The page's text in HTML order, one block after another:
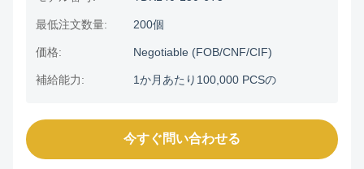
最低注文数量: 200個
価格: Negotiable (FOB/CNF/CIF)
補給能力: 1か月あたり100,000 PCSの
今すぐ問い合わせる